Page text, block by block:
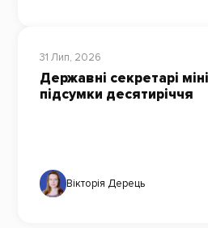
31 Лип, 2026
Державні секретарі
підсумки десятиріччя
Вікторія Дерець